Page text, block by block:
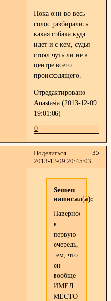
Пока они во весь
голос разбирались
какая собака куда
идет и с кем, судья
стоял чуть ли не в
центре всего
происходящего.
Отредактировано
Anastasia (2013-12-09
19:01:06)
0
Поделиться
35
2013-12-09 20:45:03
Semen
написал(а):
Наверное,
в
первую
очередь,
тем, что
он
вообще
ИМЕЛ
МЕСТО